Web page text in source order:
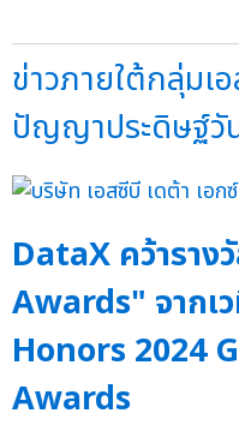
ข่าวภายใต้กลุ่มเ
ปัญญาประดิษฐ์วั
DataX คว้ารา
Awards" จาก
Honors 2024
Awards